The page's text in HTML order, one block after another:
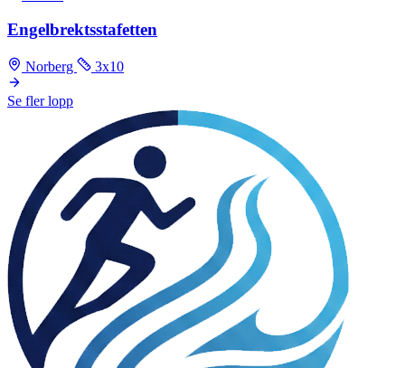
Engelbrektsstafetten
Norberg 3x10
Se fler lopp